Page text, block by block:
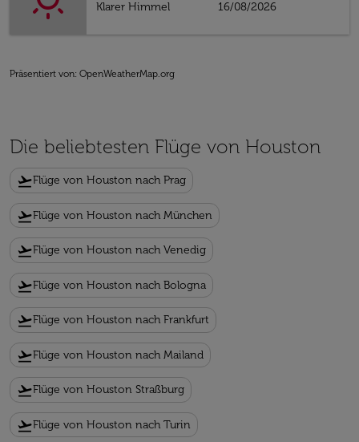
Klarer Himmel
16/08/2026
Präsentiert von: OpenWeatherMap.org
Die beliebtesten Flüge von Houston
flight_takeoffFlüge von Houston nach Prag
flight_takeoffFlüge von Houston nach München
flight_takeoffFlüge von Houston nach Venedig
flight_takeoffFlüge von Houston nach Bologna
flight_takeoffFlüge von Houston nach Frankfurt
flight_takeoffFlüge von Houston nach Mailand
flight_takeoffFlüge von Houston Straßburg
flight_takeoffFlüge von Houston nach Turin